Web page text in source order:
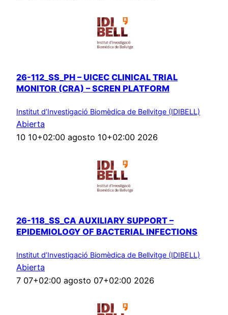
26-112_SS_PH – UICEC CLINICAL TRIAL
MONITOR (CRA) – SCREN PLATFORM
Institut d’Investigació Biomèdica de Bellvitge (IDIBELL)
Abierta
10 10+02:00 agosto 10+02:00 2026
26-118_SS_CA AUXILIARY SUPPORT –
EPIDEMIOLOGY OF BACTERIAL INFECTIONS
Institut d’Investigació Biomèdica de Bellvitge (IDIBELL)
Abierta
7 07+02:00 agosto 07+02:00 2026